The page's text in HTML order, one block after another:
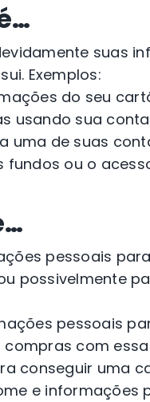
suas
Exemplos:
do seu
usando sua
uma de suas
fundos ou o
pessoais
possivelmente
pessoais
com
conseguir uma
e informações